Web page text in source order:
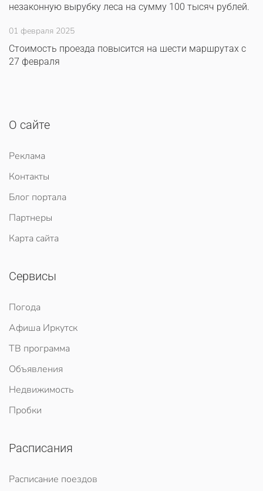
незаконную вырубку леса на сумму 100 тысяч рублей.
01 февраля 2025
Стоимость проезда повысится на шести маршрутах с
27 февраля
О сайте
Реклама
Контакты
Блог портала
Партнеры
Карта сайта
Сервисы
Погода
Афиша Иркутск
ТВ программа
Объявления
Недвижимость
Пробки
Расписания
Расписание поездов